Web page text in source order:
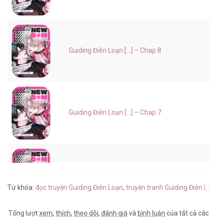
Guiding Điên Loạn [...] – Chap 8
Guiding Điên Loạn [...] – Chap 7
Từ khóa: đọc truyện Guiding Điên Loạn, truyện tranh Guiding Điên
Tổng lượtxem, thích, theo dõi, đánh giá và bình luận của tất cả các